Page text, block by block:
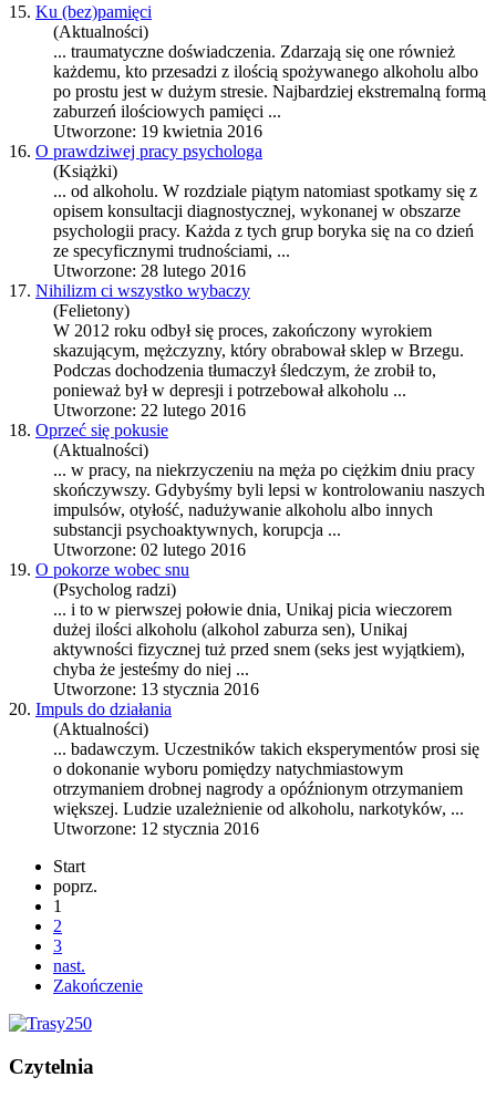
15. Ku (bez)pamięci
(Aktualności)
... traumatyczne doświadczenia. Zdarzają się one również
każdemu, kto przesadzi z ilością spożywanego alkoholu albo
po prostu jest w dużym stresie. Najbardziej ekstremalną formą
zaburzeń ilościowych pamięci ...
Utworzone: 19 kwietnia 2016
16. O prawdziwej pracy psychologa
(Książki)
... od alkoholu. W rozdziale piątym natomiast spotkamy się z
opisem konsultacji diagnostycznej, wykonanej w obszarze
psychologii pracy. Każda z tych grup boryka się na co dzień
ze specyficznymi trudnościami, ...
Utworzone: 28 lutego 2016
17. Nihilizm ci wszystko wybaczy
(Felietony)
W 2012 roku odbył się proces, zakończony wyrokiem
skazującym, mężczyzny, który obrabował sklep w Brzegu.
Podczas dochodzenia tłumaczył śledczym, że zrobił to,
ponieważ był w depresji i potrzebowałalkoholu ...
Utworzone: 22 lutego 2016
18. Oprzeć się pokusie
(Aktualności)
... w pracy, na niekrzyczeniu na męża po ciężkim dniu pracy
skończywszy. Gdybyśmy byli lepsi w kontrolowaniu naszych
impulsów, otyłość, nadużywanie alkoholu albo innych
substancji psychoaktywnych, korupcja ...
Utworzone: 02 lutego 2016
19. O pokorze wobec snu
(Psycholog radzi)
... i to w pierwszej połowie dnia, Unikaj picia wieczorem
dużej ilości alkoholu (alkohol zaburza sen), Unikaj
aktywności fizycznej tuż przed snem (seks jest wyjątkiem),
chyba że jesteśmy do niej ...
Utworzone: 13 stycznia 2016
20. Impuls do działania
(Aktualności)
... badawczym. Uczestników takich eksperymentów prosi się
o dokonanie wyboru pomiędzy natychmiastowym
otrzymaniem drobnej nagrody a opóźnionym otrzymaniem
większej. Ludzie uzależnienie od alkoholu, narkotyków, ...
Utworzone: 12 stycznia 2016
Start
poprz.
1
2
3
nast.
Zakończenie
Czytelnia